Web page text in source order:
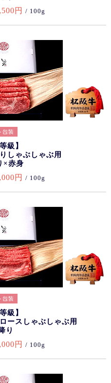
円 / 100g
級】
しゃぶしゃぶ用
×赤身
円 / 100g
級】
ースしゃぶしゃぶ用
り
円 / 100g